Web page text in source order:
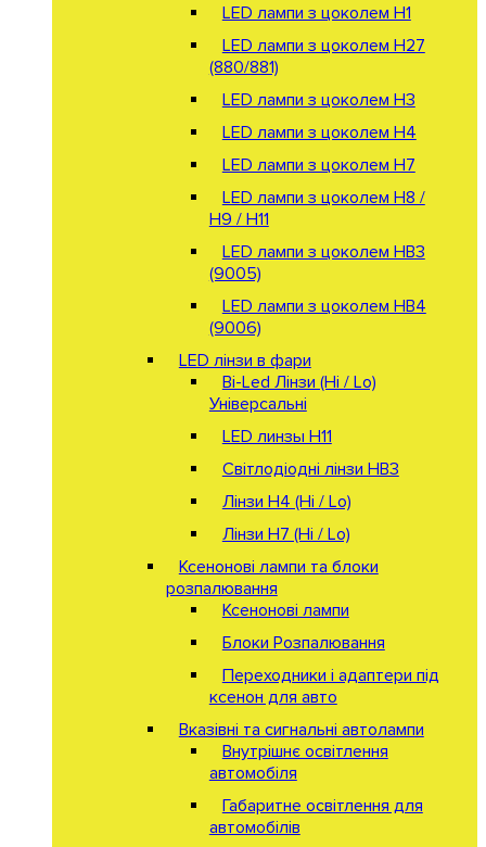
LED лампи з цоколем H1
LED лампи з цоколем H27
(880/881)
LED лампи з цоколем H3
LED лампи з цоколем H4
LED лампи з цоколем H7
LED лампи з цоколем H8 /
H9 / H11
LED лампи з цоколем HB3
(9005)
LED лампи з цоколем HB4
(9006)
LED лінзи в фари
Bi-Led Лінзи (Hi / Lo)
Універсальні
LED линзы H11
Світлодіодні лінзи HB3
Лінзи Н4 (Hi / Lo)
Лінзи Н7 (Hi / Lo)
Ксенонові лампи та блоки
розпалювання
Ксенонові лампи
Блоки Розпалювання
Переходники і адаптери під
ксенон для авто
Вказівні та сигнальні автолампи
Внутрішнє освітлення
автомобіля
Габаритне освітлення для
автомобілів